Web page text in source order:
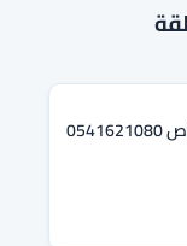
شركة نقل عفش بالنماص 0541621080